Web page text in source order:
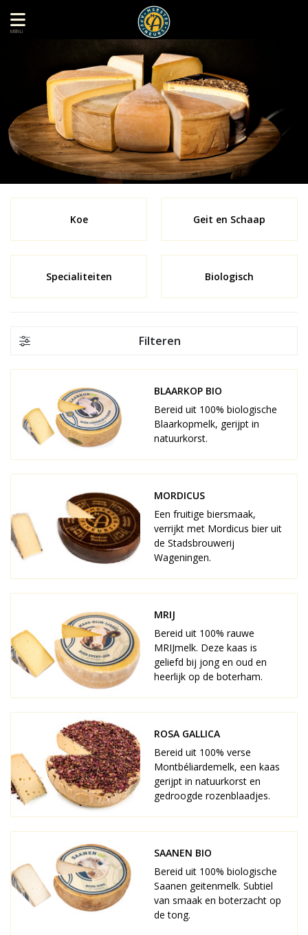
MENU
Koe Geit en Schaap
Specialiteiten Biologisch
Filteren
BLAARKOP BIO
Bereid uit 100% biologische
Blaarkopmelk, gerijpt in
natuurkorst.
MORDICUS
Een fruitige biersmaak,
verrijkt met Mordicus bier uit
de Stadsbrouwerij
Wageningen.
MRIJ
Bereid uit 100% rauwe
MRIJmelk. Deze kaas is
geliefd bij jong en oud en
heerlijk op de boterham.
ROSA GALLICA
Bereid uit 100% verse
Montbéliardemelk, een kaas
gerijpt in natuurkorst en
gedroogde rozenblaadjes.
SAANEN BIO
Bereid uit 100% biologische
Saanen geitenmelk. Subtiel
van smaak en boterzacht op
de tong.